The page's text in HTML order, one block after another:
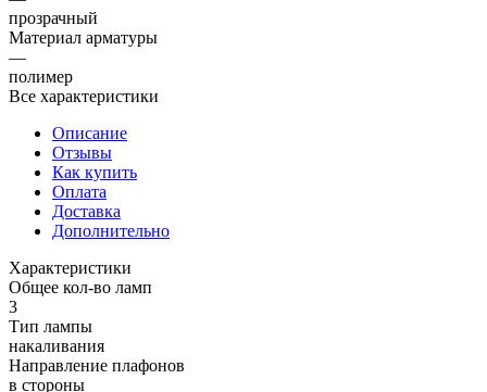
прозрачный
Материал арматуры
—
полимер
Все характеристики
Описание
Отзывы
Как купить
Оплата
Доставка
Дополнительно
Характеристики
Общее кол-во ламп
3
Тип лампы
накаливания
Направление плафонов
в стороны